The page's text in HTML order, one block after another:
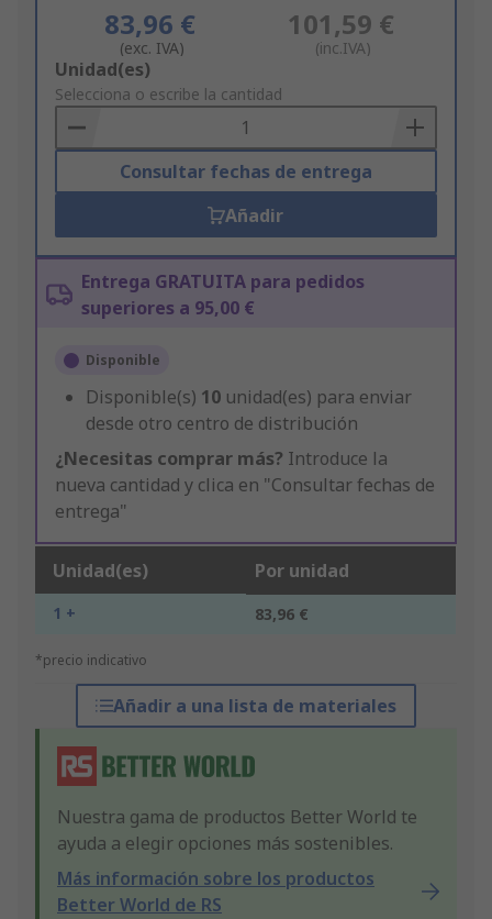
83,96 €
(exc. IVA)
101,59 €
(inc.IVA)
Add
to
Basket
Unidad(es)
Selecciona o escribe la cantidad
Consultar fechas de entrega
Añadir
Entrega GRATUITA para pedidos
superiores a 95,00 €
Disponible
Disponible(s) 10 unidad(es) para enviar
desde otro centro de distribución
¿Necesitas comprar más? Introduce la
nueva cantidad y clica en "Consultar fechas de
entrega"
Unidad(es) Por unidad
1 + 83,96 €
*precio indicativo
Añadir a una lista de materiales
Nuestra gama de productos Better World te
ayuda a elegir opciones más sostenibles.
Más información sobre los productos
Better World de RS